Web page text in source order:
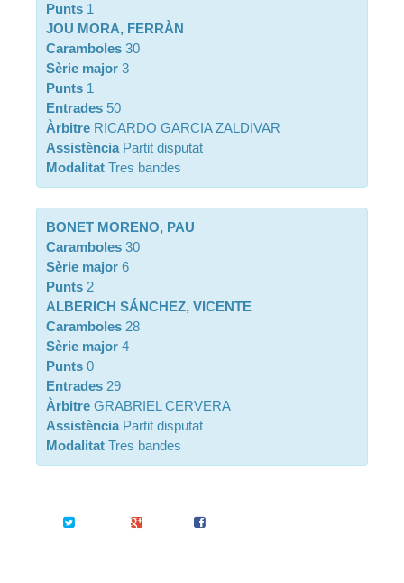
Punts 1
JOU MORA, FERRÀN
Caramboles 30
Sèrie major 3
Punts 1
Entrades 50
Àrbitre RICARDO GARCIA ZALDIVAR
AssistènciaPartit disputat
Modalitat Tres bandes
BONET MORENO, PAU
Caramboles 30
Sèrie major 6
Punts 2
ALBERICH SÁNCHEZ, VICENTE
Caramboles 28
Sèrie major 4
Punts 0
Entrades 29
Àrbitre GRABRIEL CERVERA
AssistènciaPartit disputat
Modalitat Tres bandes
Google+